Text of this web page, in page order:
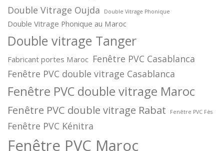
Double Vitrage Oujda Double Vitrage Phonique
Double Vitrage Phonique au Maroc
Double vitrage Tanger
Fabricant portes Maroc Fenêtre PVC Casablanca
Fenêtre PVC double vitrage Casablanca
Fenêtre PVC double vitrage Maroc
Fenêtre PVC double vitrage Rabat Fenêtre PVC Fès
Fenêtre PVC Kénitra
Fenêtre PVC Maroc